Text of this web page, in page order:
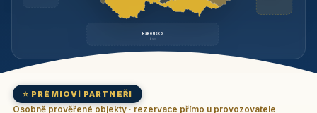
Rakousko
brzy
⭐ PRÉMIOVÍ PARTNEŘI
Osobně prověřené objekty · rezervace přímo u provozovatele